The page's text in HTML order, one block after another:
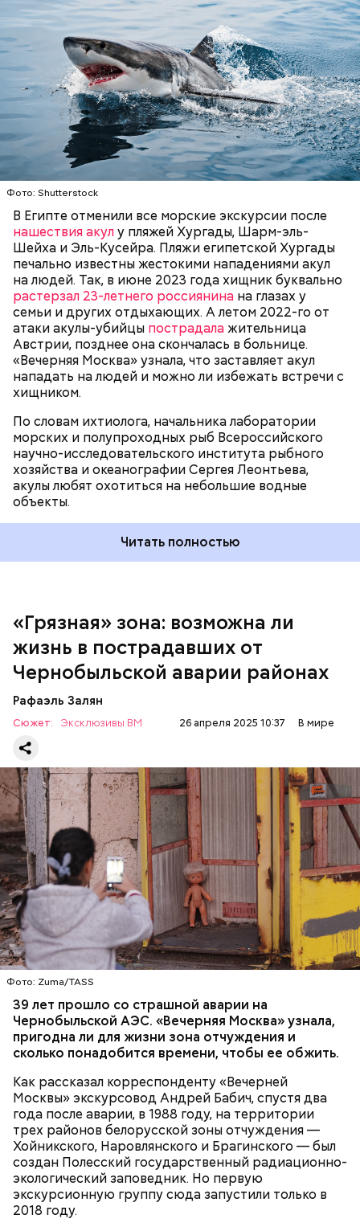
Фото: Shutterstock
В Египте отменили все морские экскурсии после
нашествия акулу пляжей Хургады, Шарм-эль-
Шейха и Эль-Кусейра. Пляжи египетской Хургады
печально известны жестокими нападениями акул
на людей. Так, в июне 2023 года хищник буквально
растерзал 23-летнего россиянина на глазах у
семьи и других отдыхающих. А летом 2022-го от
атаки акулы-убийцы пострадалажительница
Австрии, позднее она скончалась в больнице.
«Вечерняя Москва» узнала, что заставляет акул
нападать на людей и можно ли избежать встречи с
хищником.
По словам ихтиолога, начальника лаборатории
морских и полупроходных рыб Всероссийского
научно-исследовательского института рыбного
хозяйства и океанографии Сергея Леонтьева,
акулы любят охотиться на небольшие водные
объекты.
— Очень много случаев зарегистрировано, когда
акулы атаковали небольшие суда с надувными
пассажиры таких плавательных средств
оказывались жертвами этих хищных рыб, — сказал
собеседник «ВМ».
Читать полностью
БЕЗОПАСНОСТЬ СМЕРТЬ РЫБА
«Грязная» зона: возможна ли
жизнь в пострадавших от
Чернобыльской аварии районах
Рафаэль Залян
Сюжет: Эксклюзивы ВМ 26 апреля 2025 10:37 В мире
Фото: Zuma/TASS
39 лет прошло со страшной аварии на
Чернобыльской АЭС. «Вечерняя Москва» узнала,
пригодна ли для жизни зона отчуждения и
сколько понадобится времени, чтобы ее обжить.
Как рассказал корреспонденту «Вечерней
Москвы» экскурсовод Андрей Бабич, спустя два
года после аварии, в 1988 году, на территории
трех районов белорусской зоны отчуждения —
Хойникского, Наровлянского и Брагинского — был
создан Полесский государственный радиационно-
экологический заповедник. Но первую
экскурсионную группу сюда запустили только в
2018 году.
— Протяженность зоны отчуждения составляет
примерно 30 километров. Включает она несколько
районов Гомельской области. Понятное дело, что
территория под защитой, здесь строгий
пропускной режим и круглосуточное наблюдение,
— отметил Бабич.
Так как расстояния большие, экскурсионные
группы преодолевают первые 15 километров на
автобусе. Проезжают вглубь леса, пробираясь по
одичавшим местам, где начинается самая «грязная»
зона.
Собеседник «Вечерней Москвы» отметил, что еще
несколько лет назад о таких походах даже мечтать
не приходилось, но сегодня это вполне
гидом.
— Для группы из пяти человек такое путешествие
обойдется в пределах 340 белорусских рублей
(около 10311 рублей по ЦБ РФ — прим. «ВМ»), —
уточнил он.
БЕЛАРУСЬ ЧЕРНОБЫЛЬ